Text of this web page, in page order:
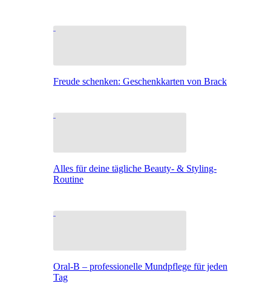
Freude schenken: Geschenkkarten von Brack
Alles für deine tägliche Beauty- & Styling-
Routine
Oral-B – professionelle Mundpflege für jeden
Tag